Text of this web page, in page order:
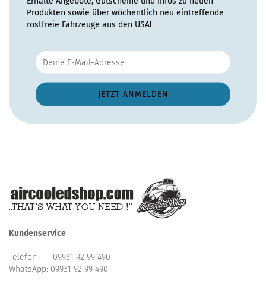
Produkten sowie über wöchentlich neu eintreffende
rostfreie Fahrzeuge aus den USA!
Kundenservice
Telefon : 09931 92 99 490
WhatsApp: 09931 92 99 490